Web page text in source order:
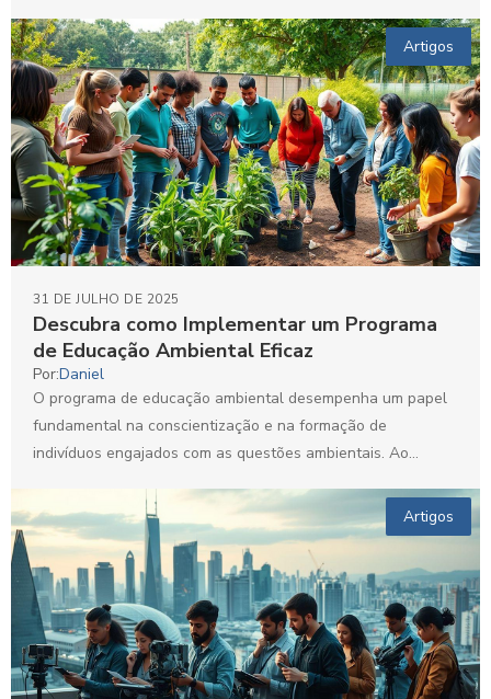
Artigos
Descubra como Implementar um Programa
de Educação Ambiental Eficaz
31 DE JULHO DE 2025
Por:Daniel
O programa de educação ambiental desempenha um papel
fundamental na conscientização e na formação de
indivíduos engajados com as questões ambientais. Ao
Artigos